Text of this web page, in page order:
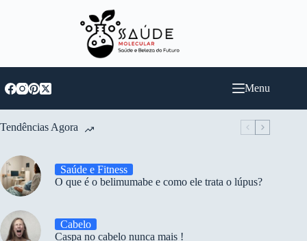
Menu
Tendências Agora
Saúde e Fitness
O que é o belimumabe e como ele trata o lúpus?
Cabelo
Caspa no cabelo nunca mais !